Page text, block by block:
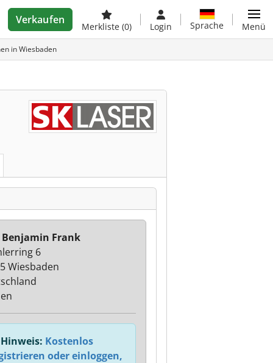
Verkaufen
Merkliste (0) Login Sprache Menü
in Wiesbaden
Frank
6
Wiesbaden
Kostenlos
oder einloggen,